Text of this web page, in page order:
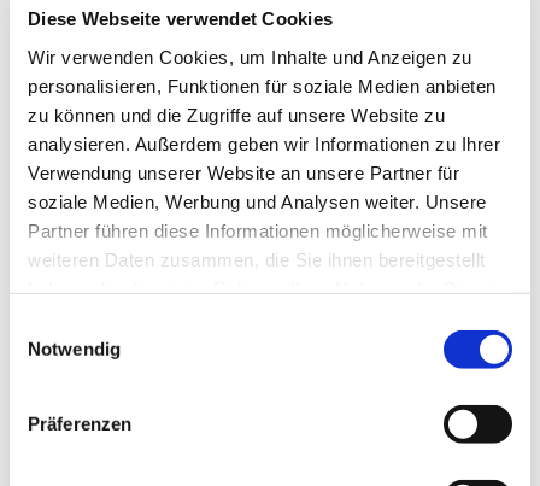
Diese Webseite verwendet Cookies
Wir verwenden Cookies, um Inhalte und Anzeigen zu
personalisieren, Funktionen für soziale Medien anbieten
zu können und die Zugriffe auf unsere Website zu
analysieren. Außerdem geben wir Informationen zu Ihrer
Verwendung unserer Website an unsere Partner für
soziale Medien, Werbung und Analysen weiter. Unsere
Partner führen diese Informationen möglicherweise mit
weiteren Daten zusammen, die Sie ihnen bereitgestellt
Notwendig
Präferenzen
Die Preisliste können Sie hier einsehen.